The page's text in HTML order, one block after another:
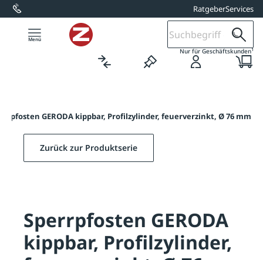
springen RatgeberServices
Nur für Geschäftskunden1
GERODA kippbar, Profilzylinder, feuerverzinkt, Ø 76 mm
Zurück zur Produktserie
Sperrpfosten GERODA
kippbar, Profilzylinder,